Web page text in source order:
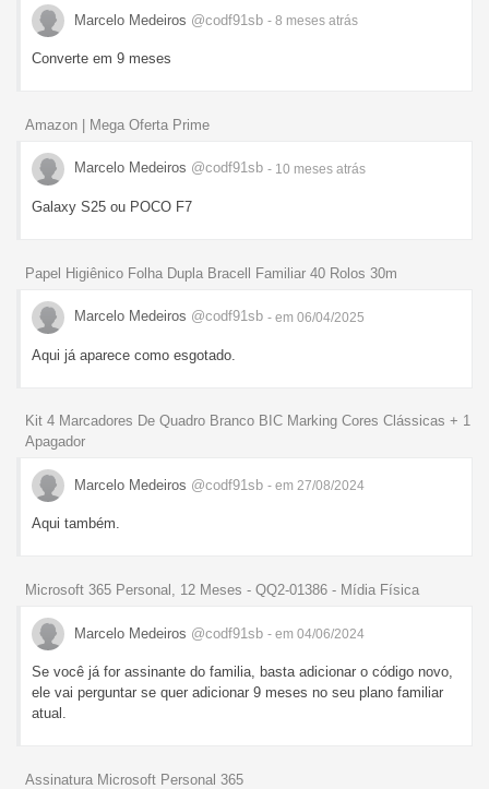
Marcelo Medeiros @codf91sb - 8 meses atrás
Converte em 9 meses
Amazon | Mega Oferta Prime
Marcelo Medeiros @codf91sb - 10 meses atrás
Galaxy S25 ou POCO F7
Papel Higiênico Folha Dupla Bracell Familiar 40 Rolos 30m
Marcelo Medeiros @codf91sb - em 06/04/2025
Aqui já aparece como esgotado.
Kit 4 Marcadores De Quadro Branco BIC Marking Cores Clássicas + 1
Apagador
Marcelo Medeiros @codf91sb - em 27/08/2024
Aqui também.
Microsoft 365 Personal, 12 Meses - QQ2-01386 - Mídia Física
Marcelo Medeiros @codf91sb - em 04/06/2024
Se você já for assinante do familia, basta adicionar o código novo,
ele vai perguntar se quer adicionar 9 meses no seu plano familiar
atual.
Assinatura Microsoft Personal 365